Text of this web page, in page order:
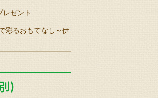
ゼント
彩るおもてなし～伊